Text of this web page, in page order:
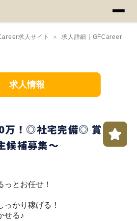
求人サイト ＞
求人詳細｜GFCareer
求人情報
万！◎社宅完備◎ 賞
候補募集～
っとお任せ！
っかり稼げる！
せる♪